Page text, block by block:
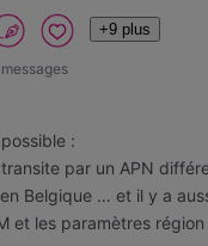
+9 plus
messages
:
transite par un APN
Belgique … et il y a
et les paramètres